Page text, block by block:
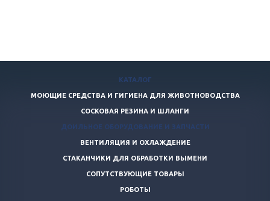
КАТАЛОГ
МОЮЩИЕ СРЕДСТВА И ГИГИЕНА ДЛЯ ЖИВОТНОВОДСТВА
СОСКОВАЯ РЕЗИНА И ШЛАНГИ
ДОИЛЬНОЕ ОБОРУДОВАНИЕ И ЗАПЧАСТИ
ВЕНТИЛЯЦИЯ И ОХЛАЖДЕНИЕ
СТАКАНЧИКИ ДЛЯ ОБРАБОТКИ ВЫМЕНИ
СОПУТСТВУЮЩИЕ ТОВАРЫ
РОБОТЫ